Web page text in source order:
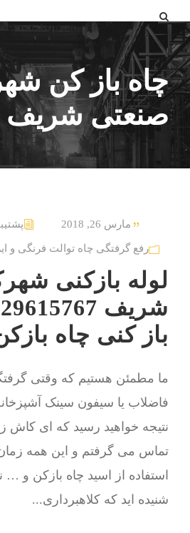
چاه باز کن
صنعتی شریف
مارس 26, 2018
رفع گرفتگی چاه توالت فرنگی و
لوله بازکنی
باز کنی چاه
ما مطمئن هستیم که وقتی
فاضلاب یا سیفون سینک
نتیجه خواهید رسید که ای کاش
تماس می گرفتم و این همه
استفاده از اسید چاه بازکن و
شنیده اید که کلاهبرداری...